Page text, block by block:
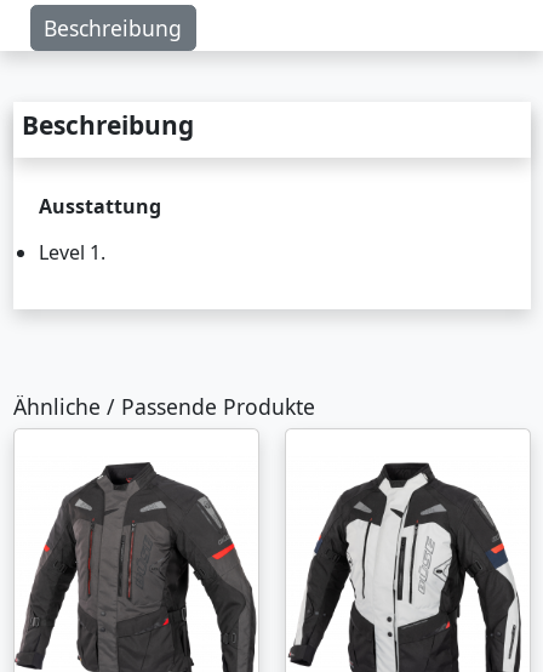
Beschreibung
Beschreibung
Ausstattung
Level 1.
Ähnliche / Passende Produkte